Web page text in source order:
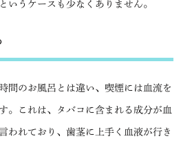
いうケースも少なくありません。
間のお風呂とは違い、喫煙には血流を
。これは、タバコに含まれる成分が血
われており、歯茎に上手く血液が行き